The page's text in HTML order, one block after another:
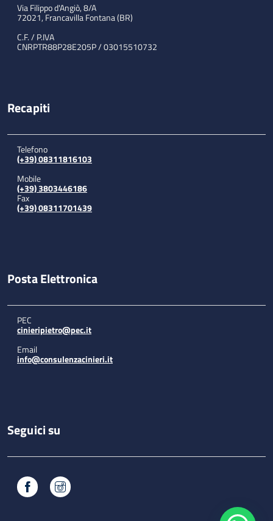
Via Filippo d'Angiò, 8/A
72021, Francavilla Fontana (BR)
C.F. / P.IVA
CNRPTR88P28E205P / 03015510732
Recapiti
Telefono
(+39) 08311816103
Mobile
(+39) 3803446186
Fax
(+39) 08311701439
Posta Elettronica
PEC
cinieripietro@pec.it
Email
info@consulenzacinieri.it
Seguici su
Facebook